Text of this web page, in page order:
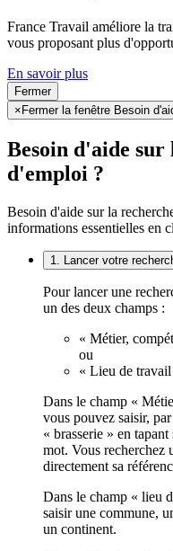
France Travail améliore la
vous proposant plus
En savoir plus
Fermer
× Fermer la fenêtre Besoin
Besoin d'aide
d'emploi ?
Besoin d'aide sur la
informations essentielles en
1. Lancer votre
Pour lancer une
un des deux champs :
« Métier,
ou
« Lieu de travail
Dans le champ «
vous pouvez saisir,
« brasserie » en
mot. Vous recherchez
directement sa
Dans le champ « lieu
saisir une commune,
un continent.